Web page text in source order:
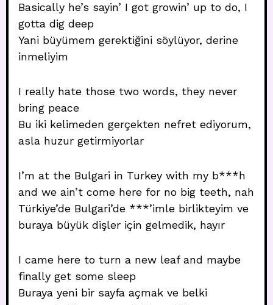
Basically he’s sayin’ I got growin’ up to do, I
gotta dig deep
Yani büyümem gerektiğini söylüyor, derine
inmeliyim
I really hate those two words, they never
bring peace
Bu iki kelimeden gerçekten nefret ediyorum,
asla huzur getirmiyorlar
I’m at the Bulgari in Turkey with my b***h
and we ain’t come here for no big teeth, nah
Türkiye’de Bulgari’de ***’imle birlikteyim ve
buraya büyük dişler için gelmedik, hayır
I came here to turn a new leaf and maybe
finally get some sleep
Buraya yeni bir sayfa açmak ve belki